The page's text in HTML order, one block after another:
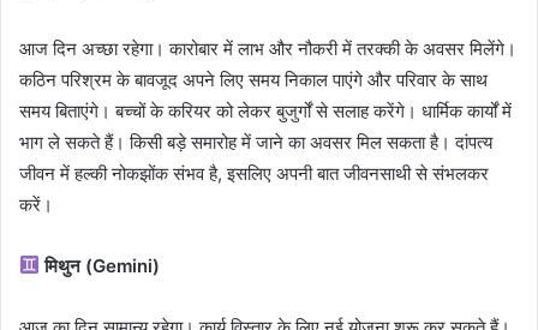
आज दिन अच्छा रहेगा। कारोबार में लाभ और नौकरी में तरक्की के अवसर मिलेंगे।
कठिन परिश्रम के बावजूद अपने लिए समय निकाल पाएंगे और परिवार के साथ
समय बिताएंगे। बच्चों के करियर को लेकर बुजुर्गों से सलाह करेंगे। धार्मिक कार्यों में
भाग ले सकते हैं। किसी बड़े समारोह में जाने का अवसर मिल सकता है। दांपत्य
जीवन में हल्की नोकझोंक संभव है, इसलिए अपनी बात जीवनसाथी से संभलकर
करें।
मिथुन (Gemini)